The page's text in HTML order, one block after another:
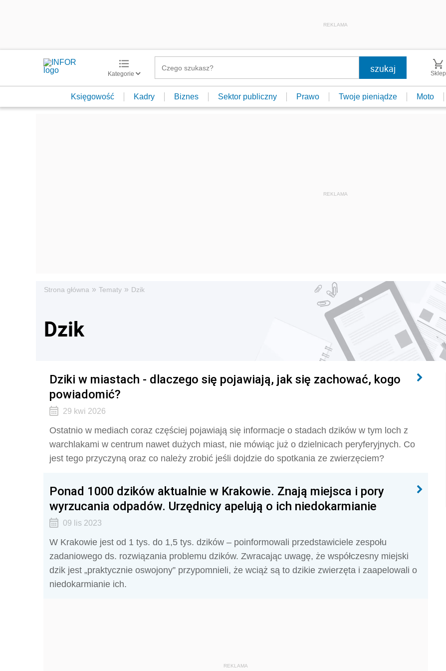
REKLAMA
Kategorie Sklep
Księgowość Kadry Biznes Sektor publiczny Prawo Twoje pieniądze Moto
Strona główna » Tematy » Dzik
Dzik
Dziki w miastach - dlaczego się pojawiają, jak się zachować, kogo
powiadomić?
29 kwi 2026
Ostatnio w mediach coraz częściej pojawiają się informacje o stadach dzików w tym loch z
warchlakami w centrum nawet dużych miast, nie mówiąc już o dzielnicach peryferyjnych. Co
jest tego przyczyną oraz co należy zrobić jeśli dojdzie do spotkania ze zwierzęciem?
Ponad 1000 dzików aktualnie w Krakowie. Znają miejsca i pory
wyrzucania odpadów. Urzędnicy apelują o ich niedokarmianie
09 lis 2023
W Krakowie jest od 1 tys. do 1,5 tys. dzików – poinformowali przedstawiciele zespołu
zadaniowego ds. rozwiązania problemu dzików. Zwracając uwagę, że współczesny miejski
dzik jest „praktycznie oswojony” przypomnieli, że wciąż są to dzikie zwierzęta i zaapelowali o
niedokarmianie ich.
REKLAMA